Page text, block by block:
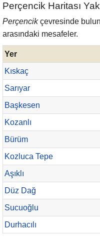
Perçencik Haritası
Perçencikçevresinde
arasındaki mesafeler.
Yer
Kıskaç
Sarıyar
Başkesen
Kozanlı
Bürüm
Kozluca Tepe
Aşıklı
Düz Dağ
Sucuoğlu
Durhacılı